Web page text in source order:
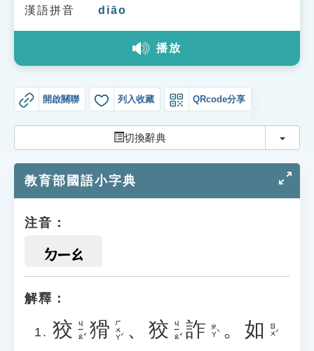
生命大百科索引
教學應用
貓頭鷹博士
漢語拼音 diāo
播放
開啟關聯 列入收藏 QRcode分享
切換辭典 切換
教育部國語小字典
注音：
ㄉㄧㄠ
解釋：
狡 ㄐㄧㄠˇ 猾 ㄏㄨㄚˊ 、 狡 ㄐㄧㄠˇ 詐 ㄓㄚˋ 。 如 ㄖㄨˊ